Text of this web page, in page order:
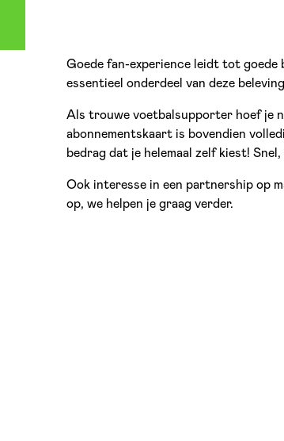
Goede fan-experience leidt tot goede
essentieel onderdeel van deze
Als trouwe voetbalsupporter hoef je
abonnementskaart is bovendien
bedrag dat je helemaal zelf kiest!
Ook interesse in een partnership op
op, we helpen je graag verder.